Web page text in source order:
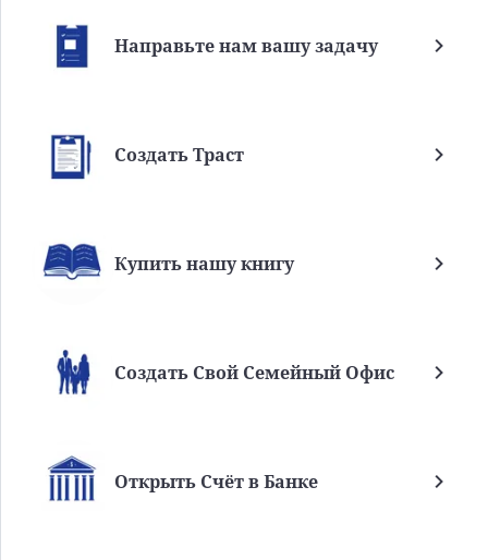
Направьте нам вашу задачу
Создать Траст
Купить нашу книгу
Создать Свой Семейный Офис
Открыть Счёт в Банке